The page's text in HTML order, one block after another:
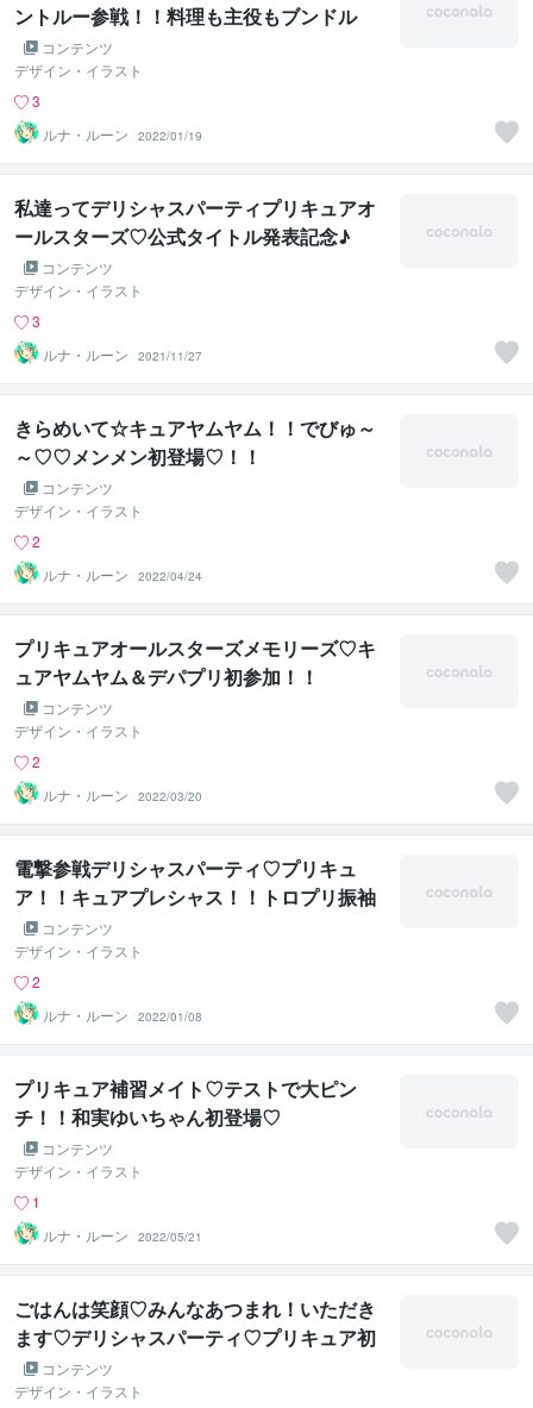
ントルー参戦！！料理も主役もブンドル
ぜ！祝誕！伊藤あさひさん
コンテンツ
デザイン・イラスト
3
ルナ・ルーン
2022/01/19
私達ってデリシャスパーティプリキュアオ
ールスターズ♡公式タイトル発表記念♪
コンテンツ
デザイン・イラスト
3
ルナ・ルーン
2021/11/27
きらめいて☆キュアヤムヤム！！でびゅ～
～♡♡メンメン初登場♡！！
コンテンツ
デザイン・イラスト
2
ルナ・ルーン
2022/04/24
プリキュアオールスターズメモリーズ♡キ
ュアヤムヤム＆デパプリ初参加！！
コンテンツ
デザイン・イラスト
2
ルナ・ルーン
2022/03/20
電撃参戦デリシャスパーティ♡プリキュ
ア！！キュアプレシャス！！トロプリ振袖
全員集合！！！
コンテンツ
デザイン・イラスト
2
ルナ・ルーン
2022/01/08
プリキュア補習メイト♡テストで大ピン
チ！！和実ゆいちゃん初登場♡
コンテンツ
デザイン・イラスト
1
ルナ・ルーン
2022/05/21
ごはんは笑顔♡みんなあつまれ！いただき
ます♡デリシャスパーティ♡プリキュア初
３ショット
コンテンツ
デザイン・イラスト